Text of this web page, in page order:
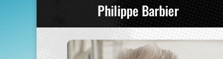
Philippe Barbier